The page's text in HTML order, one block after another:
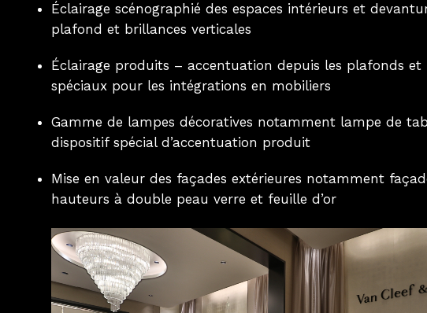
Éclairage scénographié des espaces intérieurs et
plafond et brillances verticales
Éclairage produits – accentuation depuis les plafonds et
spéciaux pour les intégrations en mobiliers
Gamme de lampes décoratives notamment lampe de
dispositif spécial d’accentuation produit
Mise en valeur des façades extérieures notamment
hauteurs à double peau verre et feuille d’or